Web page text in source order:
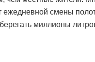
ежедневной смены
миллионы